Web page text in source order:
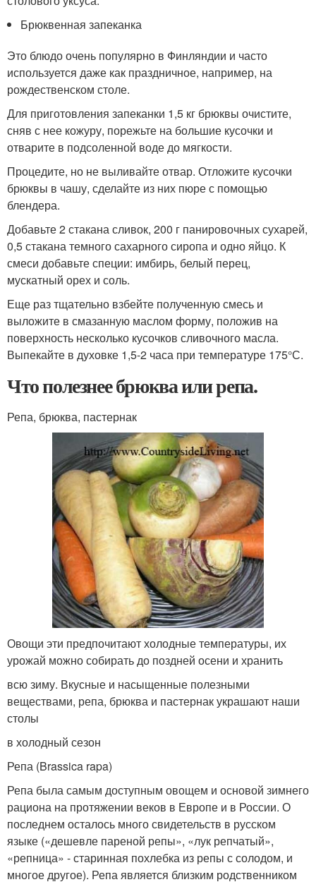
Брюквенная запеканка
Это блюдо очень популярно в Финляндии и часто
используется даже как праздничное, например, на
рождественском столе.
Для приготовления запеканки 1,5 кг брюквы очистите,
сняв с нее кожуру, порежьте на большие кусочки и
отварите в подсоленной воде до мягкости.
Процедите, но не выливайте отвар. Отложите кусочки
брюквы в чашу, сделайте из них пюре с помощью
блендера.
Добавьте 2 стакана сливок, 200 г панировочных сухарей,
0,5 стакана темного сахарного сиропа и одно яйцо. К
смеси добавьте специи: имбирь, белый перец,
мускатный орех и соль.
Еще раз тщательно взбейте полученную смесь и
выложите в смазанную маслом форму, положив на
поверхность несколько кусочков сливочного масла.
Выпекайте в духовке 1,5-2 часа при температуре 175°С.
Что полезнее брюква или репа.
Репа, брюква, пастернак
Овощи эти предпочитают холодные температуры, их
урожай можно собирать до поздней осени и хранить
всю зиму. Вкусные и насыщенные полезными
веществами, репа, брюква и пастернак украшают наши
столы
в холодный сезон
Репа (Brassica rapa)
Репа была самым доступным овощем и основой зимнего
рациона на протяжении веков в Европе и в России. О
последнем осталось много свидетельств в русском
языке («дешевле пареной репы», «лук репчатый»,
«репница» - старинная похлебка из репы с солодом, и
многое другое). Репа является близким родственником